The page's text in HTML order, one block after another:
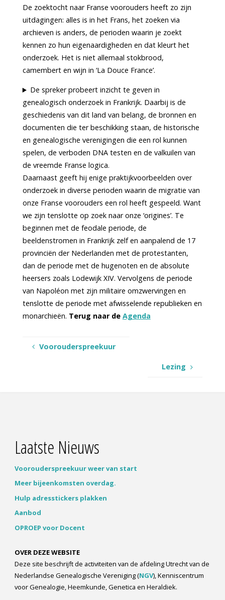
De zoektocht naar Franse voorouders heeft zo zijn
uitdagingen: alles is in het Frans, het zoeken via
archieven is anders, de perioden waarin je zoekt
kennen zo hun eigenaardigheden en dat kleurt het
onderzoek. Het is niet allemaal stokbrood,
camembert en wijn in ‘La Douce France’.
De spreker probeert inzicht te geven in
genealogisch onderzoek in Frankrijk. Daarbij is de
geschiedenis van dit land van belang, de bronnen en
documenten die ter beschikking staan, de historische
en genealogische verenigingen die een rol kunnen
spelen, de verboden DNA testen en de valkuilen van
de vreemde Franse logica.
Daarnaast geeft hij enige praktijkvoorbeelden over
onderzoek in diverse perioden waarin de migratie van
onze Franse voorouders een rol heeft gespeeld. Want
we zijn tenslotte op zoek naar onze ‘origines’. Te
beginnen met de feodale periode, de
beeldenstromen in Frankrijk zelf en aanpalend de 17
provinciën der Nederlanden met de protestanten,
dan de periode met de hugenoten en de absolute
heersers zoals Lodewijk XIV. Vervolgens de periode
van Napoléon met zijn militaire omzwervingen en
tenslotte de periode met afwisselende republieken en
monarchieën. Terug naar de Agenda
Voorouderspreekuur
Lezing
Laatste Nieuws
Voorouderspreekuur weer van start
Meer bijeenkomsten overdag.
Hulp adresstickers plakken
Aanbod
OPROEP voor Docent
OVER DEZE WEBSITE
Deze site beschrijft de activiteiten van de afdeling Utrecht van de
Nederlandse Genealogische Vereniging (NGV), Kenniscentrum
voor Genealogie, Heemkunde, Genetica en Heraldiek.